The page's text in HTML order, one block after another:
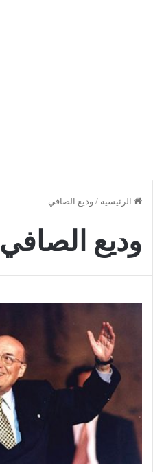
الرئيسية / وديع الصافي
وديع الصافي